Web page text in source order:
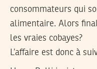
consommateurs qui
alimentaire. Alors
les vraies cobayes?
L’affaire est donc à